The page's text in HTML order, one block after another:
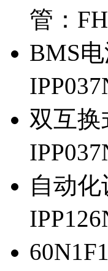
管：
BMS
双互换
自动